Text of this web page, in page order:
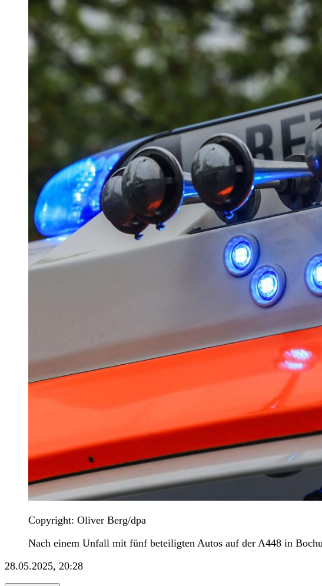
Copyright: Oliver Berg/dpa
Nach einem Unfall mit fünf beteiligten Autos auf der A448 in
28.05.2025, 20:28